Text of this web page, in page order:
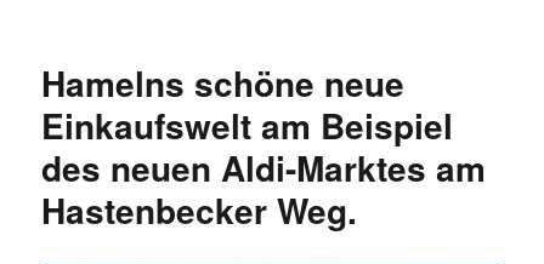
Hamelns schöne neue
Einkaufswelt am Beispiel
des neuen Aldi-Marktes am
Hastenbecker Weg.